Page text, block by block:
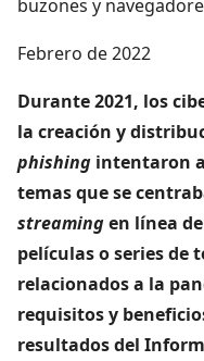
buzones y
Febrero de 2022
Durante 2021, los
la creación y
phishing intentaron
temas que se
streamingen línea
películas o series de
relacionados a la
requisitos y
resultados del